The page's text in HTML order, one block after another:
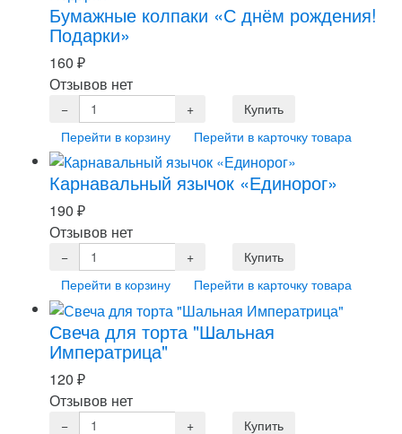
Бумажные колпаки «С днём рождения!
Подарки»
160 ₽
Отзывов нет
Перейти в корзину Перейти в карточку товара
Карнавальный язычок «Единорог»
190 ₽
Отзывов нет
Перейти в корзину Перейти в карточку товара
Свеча для торта "Шальная
Императрица"
120 ₽
Отзывов нет